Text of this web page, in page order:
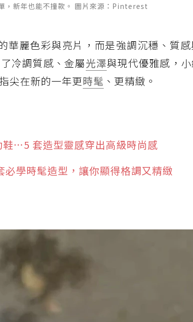
，新年也能不撞款。 圖片來源：Pinterest
華麗色彩與亮片，而是強調沉穩、質
冷調質感、金屬光澤與現代優雅感，
尖在新的一年更時髦 、更精緻。
⋯5 套造型靈感穿出高級時尚感
學時髦造型，讓你顯得格調又精緻